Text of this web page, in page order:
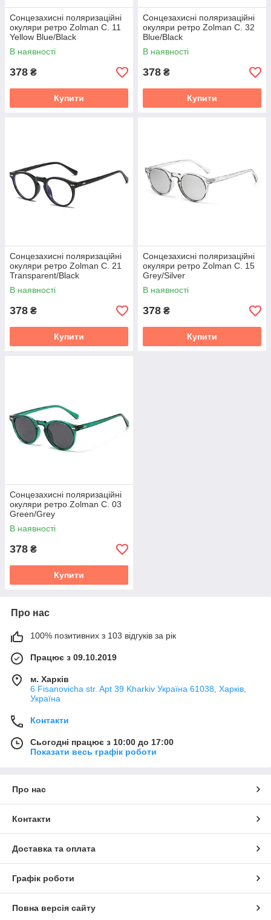
Сонцезахисні поляризаційні
окуляри ретро Zolman C. 11
Yellow Blue/Black
В наявності
378 ₴
Купити
Сонцезахисні поляризаційні
окуляри ретро Zolman C. 32
Blue/Black
В наявності
378 ₴
Купити
Сонцезахисні поляризаційні
окуляри ретро Zolman C. 21
Transparent/Black
В наявності
378 ₴
Купити
Сонцезахисні поляризаційні
окуляри ретро Zolman C. 15
Grey/Silver
В наявності
378 ₴
Купити
Сонцезахисні поляризаційні
окуляри ретро Zolman C. 03
Green/Grey
В наявності
378 ₴
Купити
Про нас
100% позитивних з 103 відгуків за рік
Працює з 09.10.2019
м. Харків
6 Fisanovicha str. Apt 39 Kharkiv Україна 61038, Харків,
Україна
Контакти
Сьогодні працює з 10:00 до 17:00
Показати весь графік роботи
Про нас
Контакти
Доставка та оплата
Графік роботи
Повна версія сайту